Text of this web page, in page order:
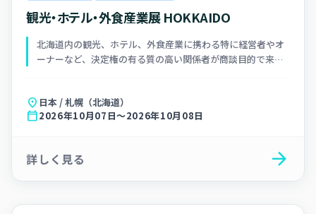
観光・ホテル・外食産業展 HOKKAIDO
北海道内の観光、ホテル、外食産業に携わる特に経営者やオ
ーナーなど、決定権の有る質の高い関係者が商談目的で来場
location_on 日本 / 札幌（北海道）
calendar_today2026年10月07日～2026年10月08日
詳しく見る arrow_forward